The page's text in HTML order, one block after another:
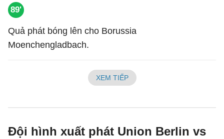
89'
Quả phát bóng lên cho Borussia
Moenchengladbach.
XEM TIẾP
Đội hình xuất phát Union Berlin vs